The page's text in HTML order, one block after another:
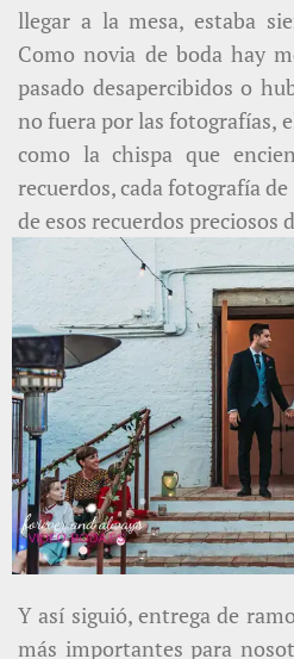
llegar a la mesa, estaba
Como novia de boda hay
pasado desapercibidos o
no fuera por las fotografías,
como la chispa que
recuerdos, cada fotografía
de esos recuerdos preciosos
Y así siguió, entrega de
más importantes para